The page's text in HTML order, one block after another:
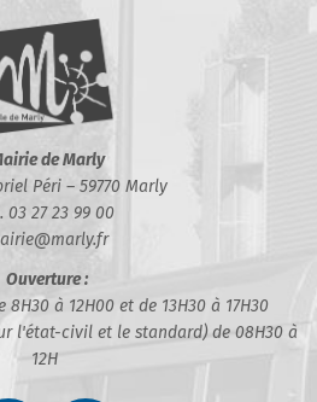
de Marly
Péri – 59770 Marly
03 27 23 99 00
Ouverture :
à 12H00 et de 13H30 à 17H30
l'état-civil et le standard) de 08H30 à
12H